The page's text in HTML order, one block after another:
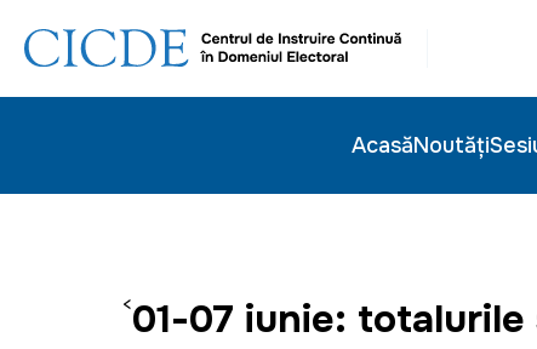
AcasăNoutăți
<01-07 iunie: totalurile